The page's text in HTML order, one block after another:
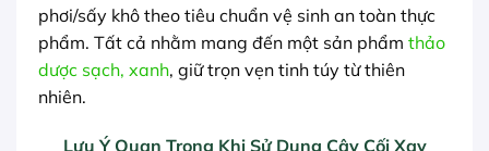
phơi/sấy khô theo tiêu chuẩn vệ sinh an toàn thực
phẩm. Tất cả nhằm mang đến một sản phẩm thảo
dược sạch, xanh, giữ trọn vẹn tinh túy từ thiên
nhiên.
Lưu Ý Quan Trọng Khi Sử Dụng Cây Cối Xay